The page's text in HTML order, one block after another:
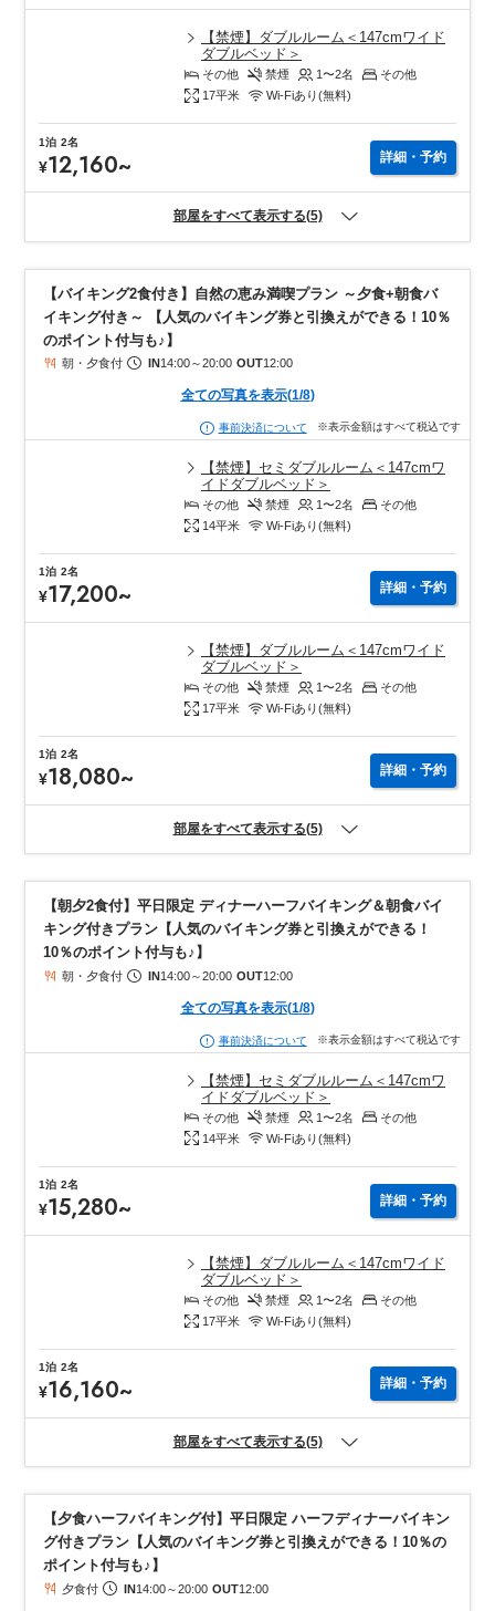
【禁煙】ダブルルーム＜147cmワイド
ダブルベッド＞
その他 禁煙 1〜2名
その他
17平米 Wi-Fiあり(無料)
1泊 2名
¥12,160~ 詳細・予約
部屋をすべて表示する(5)
【バイキング2食付き】自然の恵み満喫プラン ～夕食+朝食バ
イキング付き～ 【人気のバイキング券と引換えができる！10％
のポイント付与も♪】
朝・夕食付 IN14:00～20:00 OUT12:00
全ての写真を表示(1/8)
事前決済について ※表示金額はすべて税込です
【禁煙】セミダブルルーム＜147cmワ
イドダブルベッド＞
その他 禁煙 1〜2名
その他
14平米 Wi-Fiあり(無料)
1泊 2名
¥17,200~ 詳細・予約
【禁煙】ダブルルーム＜147cmワイド
ダブルベッド＞
その他 禁煙 1〜2名
その他
17平米 Wi-Fiあり(無料)
1泊 2名
¥18,080~ 詳細・予約
部屋をすべて表示する(5)
【朝夕2食付】平日限定 ディナーハーフバイキング＆朝食バイ
キング付きプラン【人気のバイキング券と引換えができる！
10％のポイント付与も♪】
朝・夕食付 IN14:00～20:00 OUT12:00
全ての写真を表示(1/8)
事前決済について ※表示金額はすべて税込です
【禁煙】セミダブルルーム＜147cmワ
イドダブルベッド＞
その他 禁煙 1〜2名
その他
14平米 Wi-Fiあり(無料)
1泊 2名
¥15,280~ 詳細・予約
【禁煙】ダブルルーム＜147cmワイド
ダブルベッド＞
その他 禁煙 1〜2名
その他
17平米 Wi-Fiあり(無料)
1泊 2名
¥16,160~ 詳細・予約
部屋をすべて表示する(5)
【夕食ハーフバイキング付】平日限定 ハーフディナーバイキン
グ付きプラン【人気のバイキング券と引換えができる！10％の
ポイント付与も♪】
夕食付 IN14:00～20:00 OUT12:00